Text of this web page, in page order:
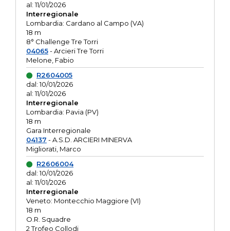
al: 11/01/2026
Interregionale
Lombardia: Cardano al Campo (VA)
18 m
8° Challenge Tre Torri
04065- Arcieri Tre Torri
Melone, Fabio
R2604005
dal: 10/01/2026
al: 11/01/2026
Interregionale
Lombardia: Pavia (PV)
18 m
Gara Interregionale
04137 - A.S.D. ARCIERI MINERVA
Migliorati, Marco
R2606004
dal: 10/01/2026
al: 11/01/2026
Interregionale
Veneto: Montecchio Maggiore (VI)
18 m
O.R. Squadre
2 Trofeo Collodi